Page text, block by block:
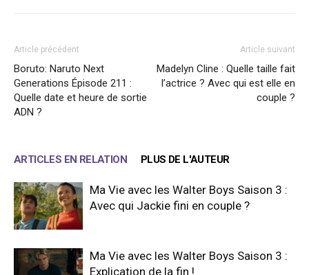
Article précédent
Boruto: Naruto Next
Generations Épisode 211 :
Quelle date et heure de sortie
ADN ?
Article suivant
Madelyn Cline : Quelle taille fait
l’actrice ? Avec qui est elle en
couple ?
ARTICLES EN RELATION PLUS DE L'AUTEUR
Ma Vie avec les Walter Boys Saison 3 :
Avec qui Jackie fini en couple ?
Ma Vie avec les Walter Boys Saison 3 :
Explication de la fin !